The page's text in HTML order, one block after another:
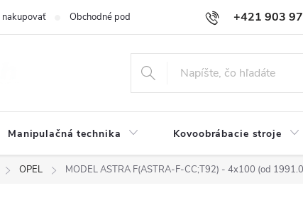
+421 903
nakupovať Obchodné podmienky Podmienky ochrany
Manipulačná technika Kovoobrábacie stroje
OPEL MODEL ASTRA F(ASTRA-F-CC;T92) - 4x100 (od